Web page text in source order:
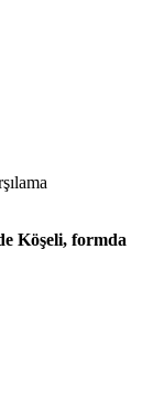
Köşeli, formda